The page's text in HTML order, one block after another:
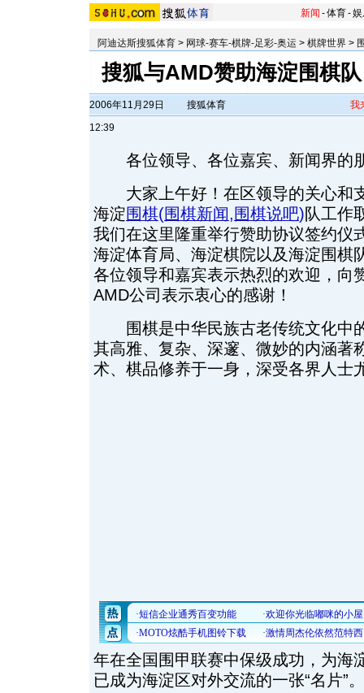
新闻 -体育-
阿迪达斯搜狐体育 > 网球-赛车-棋牌-足彩-奥运 > 棋牌世界 >
搜狐与AMD赞助海淀围棋
2006年11月29日
12:39
搜狐体育 我
各位领导、各位嘉宾、新闻界的
大家上午好！在区领导的关心和
海淀围棋(围棋新闻, 围棋说吧)队工作
我们在这里隆重举行赞助协议签约仪
海淀体育局、海淀棋院以及海淀围棋
各位领导和嘉宾表示热烈的欢迎，向
AMD公司表示衷心的感谢！
围棋是中华民族古老传统文化中
其高雅、复杂、深邃、微妙的内涵著
术、棋品修养于一身，深受各界人士
年在全国围甲联赛中保级成功，为海
已成为海淀区对外交流的一张“名片”。